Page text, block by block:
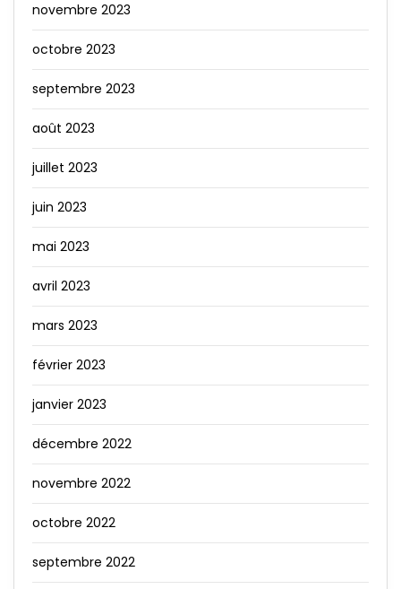
novembre 2023
octobre 2023
septembre 2023
août 2023
juillet 2023
juin 2023
mai 2023
avril 2023
mars 2023
février 2023
janvier 2023
décembre 2022
novembre 2022
octobre 2022
septembre 2022